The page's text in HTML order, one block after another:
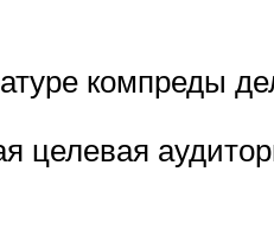
компреды
целевая